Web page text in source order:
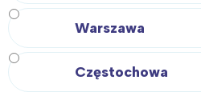
Warszawa
Częstochowa